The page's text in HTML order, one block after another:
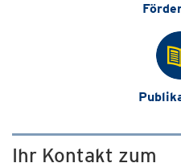
Ihr Kontakt zum